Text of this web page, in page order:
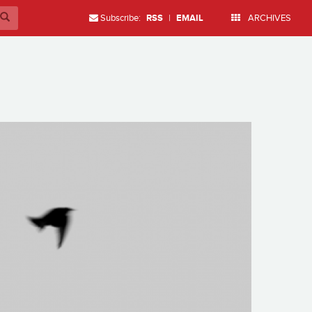
Subscribe: RSS | EMAIL ARCHIVES